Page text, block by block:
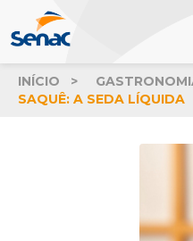
INÍCIO
SAQUÊ: A SEDA LÍQUIDA